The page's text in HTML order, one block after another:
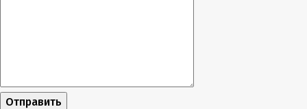
Отправить